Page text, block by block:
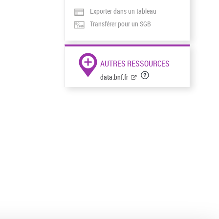
Exporter dans un tableau
Transférer pour un SGB
AUTRES RESSOURCES
data.bnf.fr